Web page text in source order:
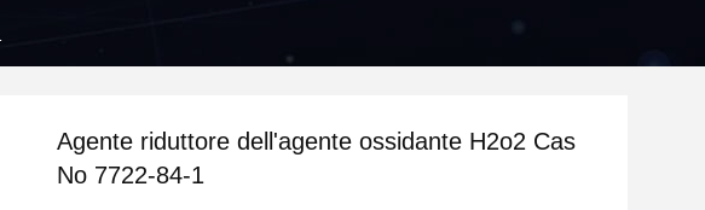
Agente riduttore dell'agente ossidante H2o2 Cas
No 7722-84-1